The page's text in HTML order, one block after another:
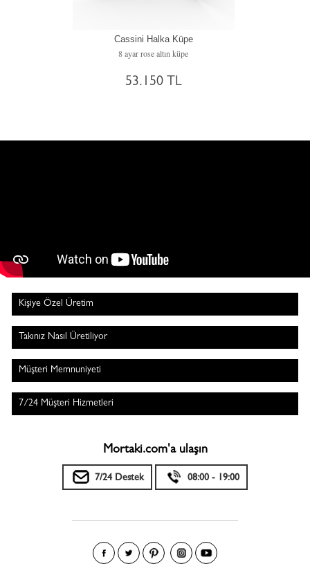
Cassini Halka Küpe
8 ayar rose altın küpe
53.150 TL
Kişiye Özel Üretim
Takınız Nasıl Üretiliyor
Müşteri Memnuniyeti
7/24 Müşteri Hizmetleri
Mortaki.com'a ulaşın
7/24 Destek 08:00 - 19:00